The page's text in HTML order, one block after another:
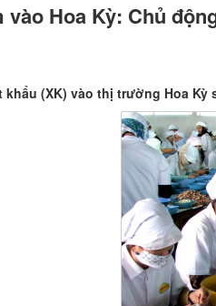
Hoa Kỳ: Chủ
(XK) vào thị trường Hoa